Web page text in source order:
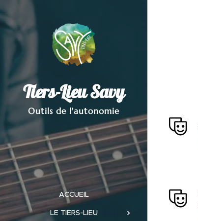
Tiers-Lieu Savy
Outils de l'autonomie
ACCUEIL
LE TIERS-LIEU